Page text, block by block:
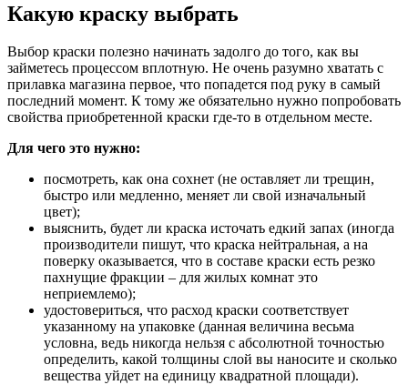
Какую краску выбрать
Выбор краски полезно начинать задолго до того, как вы
займетесь процессом вплотную. Не очень разумно хватать с
прилавка магазина первое, что попадется под руку в самый
последний момент. К тому же обязательно нужно попробовать
свойства приобретенной краски где-то в отдельном месте.
Для чего это нужно:
посмотреть, как она сохнет (не оставляет ли трещин,
быстро или медленно, меняет ли свой изначальный
цвет);
выяснить, будет ли краска источать едкий запах (иногда
производители пишут, что краска нейтральная, а на
поверку оказывается, что в составе краски есть резко
пахнущие фракции – для жилых комнат это
неприемлемо);
удостовериться, что расход краски соответствует
указанному на упаковке (данная величина весьма
условна, ведь никогда нельзя с абсолютной точностью
определить, какой толщины слой вы наносите и сколько
вещества уйдет на единицу квадратной площади).